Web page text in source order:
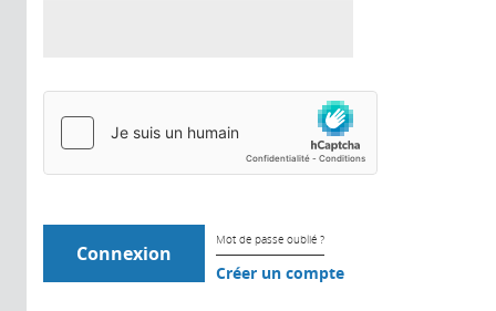
Mot de passe oublié ?
Créer un compte